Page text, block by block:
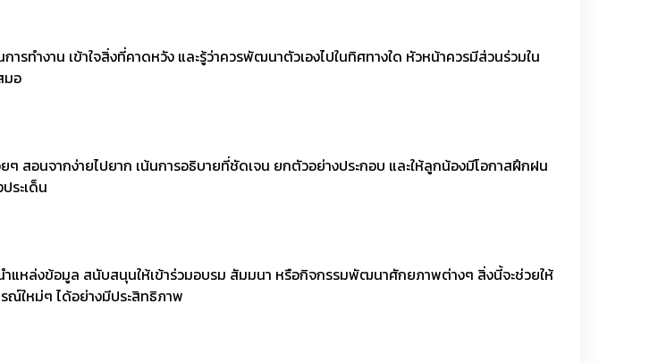
รทำงาน เข้าใจสิ่งที่คาดหวัง และรู้ว่าควรพัฒนาตัวเองไปในทิศทางใด หัวหน้าควรมีส่วนร่วมใน
มอ
สอนจากง่ายไปยาก เน้นการอธิบายที่ชัดเจน ยกตัวอย่างประกอบ และให้ลูกน้องมีโอกาสฝึกฝน
ระเด็น
ำแหล่งข้อมูล สนับสนุนให้เข้าร่วมอบรม สัมมนา หรือกิจกรรมพัฒนาศักยภาพต่างๆ สิ่งนี้จะช่วยให้
ณ์ใหม่ๆ ได้อย่างมีประสิทธิภาพ